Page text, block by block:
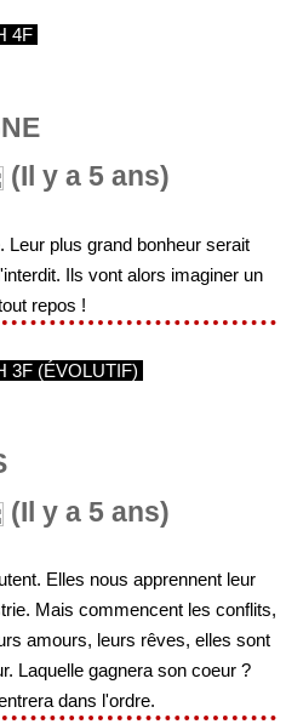
4F
(Il y a 5 ans)
plus grand bonheur serait
Ils vont alors imaginer un
repos !
3F (ÉVOLUTIF)
(Il y a 5 ans)
Elles nous apprennent leur
Mais commencent les conflits,
amours, leurs rêves, elles sont
Laquelle gagnera son coeur ?
dans l'ordre.